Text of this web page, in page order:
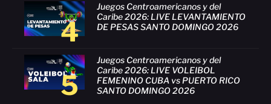
4
Juegos Centroamericanos y del
Caribe 2026: LIVE LEVANTAMIENTO
DE PESAS SANTO DOMINGO 2026
5
Juegos Centroamericanos y del
Caribe 2026: LIVE VOLEIBOL
FEMENINO CUBA vs PUERTO RICO
SANTO DOMINGO 2026